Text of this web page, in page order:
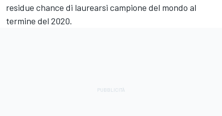
residue chance di laurearsi campione del mondo al
termine del 2020.